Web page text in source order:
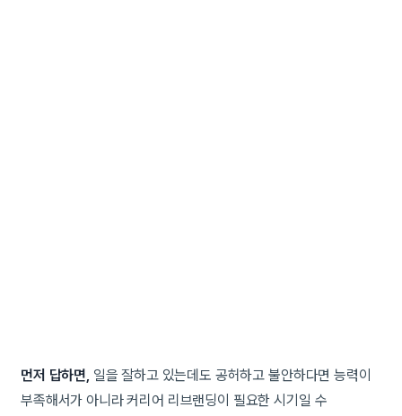
먼저 답하면, 일을 잘하고 있는데도 공허하고 불안하다면 능력이
부족해서가 아니라 커리어 리브랜딩이 필요한 시기일 수